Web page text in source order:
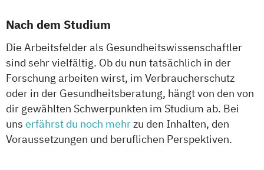
Nach dem Studium
Die Arbeitsfelder als Gesundheitswissenschaftler
sind sehr vielfältig. Ob du nun tatsächlich in der
Forschung arbeiten wirst, im Verbraucherschutz
oder in der Gesundheitsberatung, hängt von den von
dir gewählten Schwerpunkten im Studium ab. Bei
uns erfährst du noch mehrzu den Inhalten, den
Voraussetzungen und beruflichen Perspektiven.